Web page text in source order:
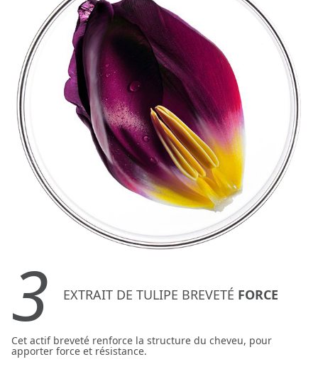
3 EXTRAIT DE TULIPE BREVETÉ FORCE
Cet actif breveté renforce la structure du cheveu, pour
apporter force et résistance.